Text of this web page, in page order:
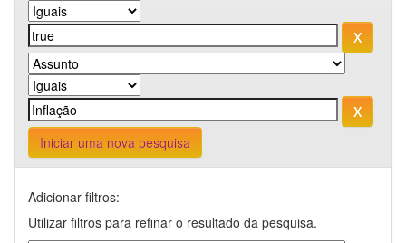
Iniciar uma nova pesquisa
Adicionar filtros:
Utilizar filtros para refinar o resultado da pesquisa.